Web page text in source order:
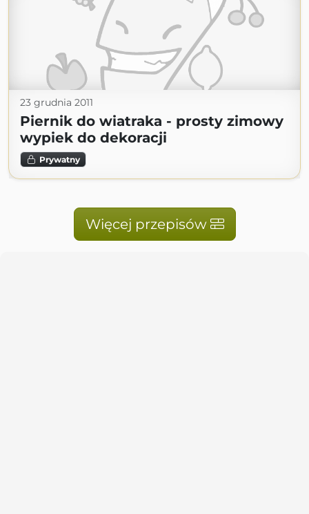
23 grudnia 2011
Piernik do wiatraka - prosty zimowy
wypiek do dekoracji
Prywatny
Więcej przepisów